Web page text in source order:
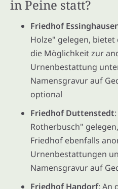
in Peine statt?
Friedhof
Holze" gelegen,
die Möglichkeit zur
Urnenbestattung
Namensgravur auf
optional
Friedhof Duttenstedt
Rotherbusch"
Friedhof ebenfalls
Urnenbestattungen
Namensgravur auf
Friedhof Handorf: An